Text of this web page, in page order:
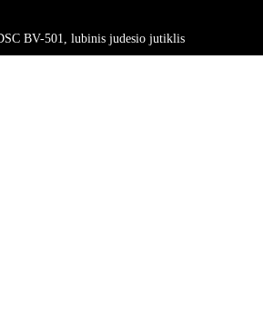
BV-501, lubinis judesio jutiklis